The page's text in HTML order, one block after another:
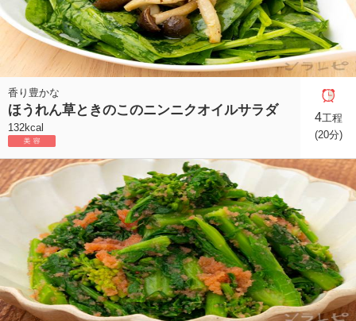
香り豊かな
ほうれん草ときのこのニンニクオイルサラダ
132kcal
4工程
(20分)